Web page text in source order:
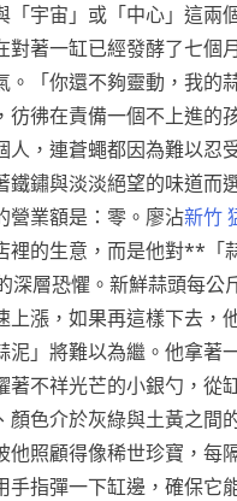
「宇宙」或「中心」這兩
對著一缸已經發酵了七個
。「你還不夠靈動，我的
彷彿在責備一個不上進的
人，連蒼蠅都因為難以忍
鐵鏽與淡淡絕望的味道而
營業額是：零。廖沾新竹
裡的生意，而是他對**「
深層恐懼。新鮮蒜頭每公
上漲，如果再這樣下去，
泥」將難以為繼。他拿著
著不祥光芒的小銀勺，從
顏色介於灰綠與土黃之間
他照顧得像稀世珍寶，每
手指彈一下缸邊，確保它